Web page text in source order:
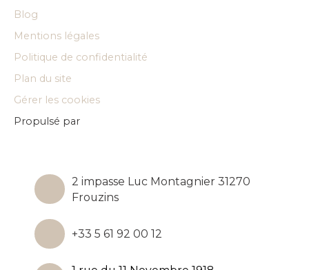
Blog
Mentions légales
Politique de confidentialité
Plan du site
Gérer les cookies
Propulsé par
2 impasse Luc Montagnier 31270
Frouzins
+33 5 61 92 00 12